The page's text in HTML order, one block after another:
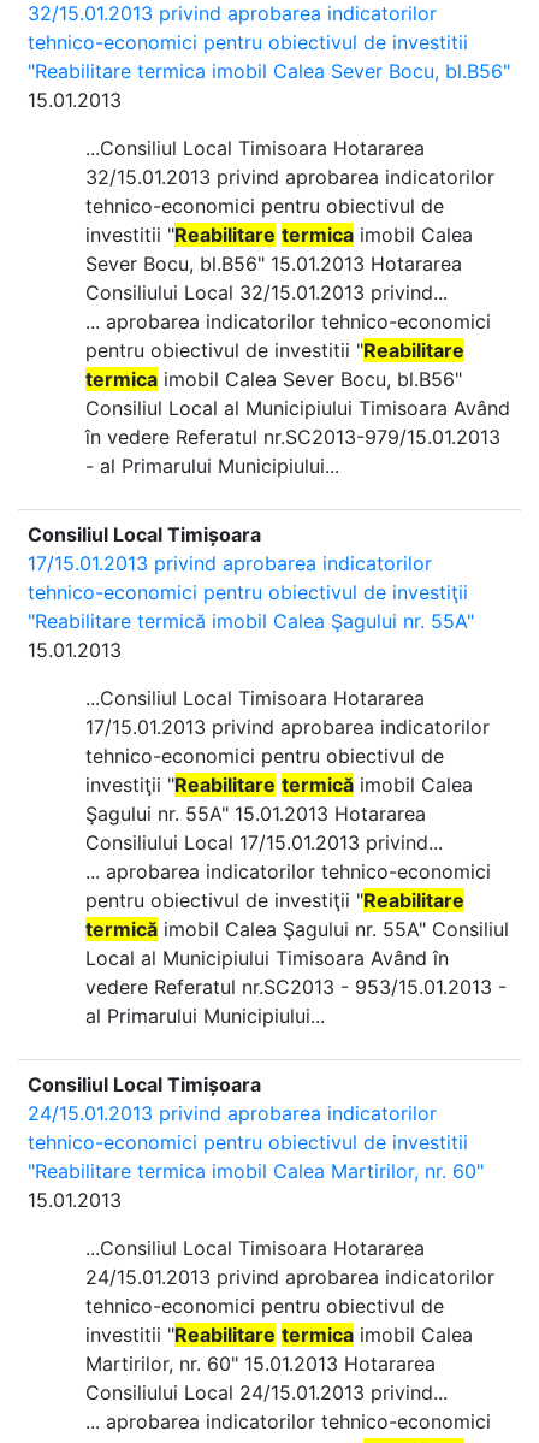
32/15.01.2013 privind aprobarea indicatorilor
tehnico-economici pentru obiectivul de investitii
"Reabilitare termica imobil Calea Sever Bocu, bl.B56"
15.01.2013
...Consiliul Local Timisoara Hotararea
32/15.01.2013 privind aprobarea indicatorilor
tehnico-economici pentru obiectivul de
investitii "Reabilitare termica imobil Calea
Sever Bocu, bl.B56" 15.01.2013 Hotararea
Consiliului Local 32/15.01.2013 privind...
... aprobarea indicatorilor tehnico-economici
pentru obiectivul de investitii "Reabilitare
termica imobil Calea Sever Bocu, bl.B56"
Consiliul Local al Municipiului Timisoara Având
în vedere Referatul nr.SC2013-979/15.01.2013
- al Primarului Municipiului...
Consiliul Local Timișoara
17/15.01.2013 privind aprobarea indicatorilor
tehnico-economici pentru obiectivul de investiţii
"Reabilitare termică imobil Calea Şagului nr. 55A"
15.01.2013
...Consiliul Local Timisoara Hotararea
17/15.01.2013 privind aprobarea indicatorilor
tehnico-economici pentru obiectivul de
investiţii "Reabilitare termică imobil Calea
Şagului nr. 55A" 15.01.2013 Hotararea
Consiliului Local 17/15.01.2013 privind...
... aprobarea indicatorilor tehnico-economici
pentru obiectivul de investiţii "Reabilitare
termică imobil Calea Şagului nr. 55A" Consiliul
Local al Municipiului Timisoara Având în
vedere Referatul nr.SC2013 - 953/15.01.2013 -
al Primarului Municipiului...
Consiliul Local Timișoara
24/15.01.2013 privind aprobarea indicatorilor
tehnico-economici pentru obiectivul de investitii
"Reabilitare termica imobil Calea Martirilor, nr. 60"
15.01.2013
...Consiliul Local Timisoara Hotararea
24/15.01.2013 privind aprobarea indicatorilor
tehnico-economici pentru obiectivul de
investitii "Reabilitare termica imobil Calea
Martirilor, nr. 60" 15.01.2013 Hotararea
Consiliului Local 24/15.01.2013 privind...
... aprobarea indicatorilor tehnico-economici